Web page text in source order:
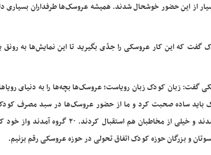
از این حضور خوشحال شدند. همیشه عروسک‌ها طرفداران بسیاری
که این کار عروسکی را جدّی بگیرید تا این نمایش‌ها به رونق
گفت: زبان کودک زبان رویاست؛ عروسک‌ها بچه‌ها را به دنیای
باید ساده صحبت کرد و ما از حضور عروسک‌ها در سبد مصرف
و بزرگان حوزه کودک اتفاق تحولی در حوزه عروسکی رقم بزنیم.